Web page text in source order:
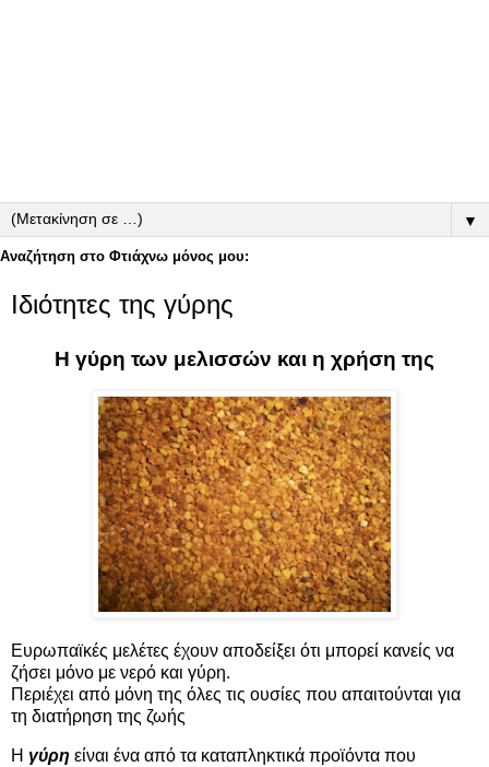
▼
Αναζήτηση στο Φτιάχνω μόνος μου:
Ιδιότητες της γύρης
Η γύρη των μελισσών και η χρήση της
Ευρωπαϊκές μελέτες έχουν αποδείξει ότι μπορεί κανείς να
ζήσει μόνο με νερό και γύρη.
Περιέχει από μόνη της όλες τις ουσίες που απαιτούνται για
τη διατήρηση της ζωής
Η γύρη είναι ένα από τα καταπληκτικά προϊόντα που